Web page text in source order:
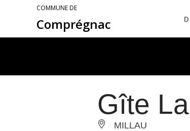
COMMUNE DE
Comprégnac
Gîte
MILLAU